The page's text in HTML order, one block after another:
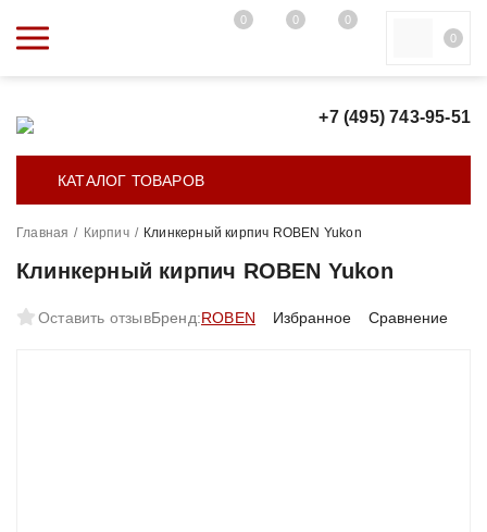
0 0
0
0
+7 (495) 743-95-51
КАТАЛОГ ТОВАРОВ
Главная / Кирпич / Клинкерный кирпич ROBEN Yukon
Клинкерный кирпич ROBEN Yukon
Оставить отзывБренд:ROBEN Избранное Сравнение